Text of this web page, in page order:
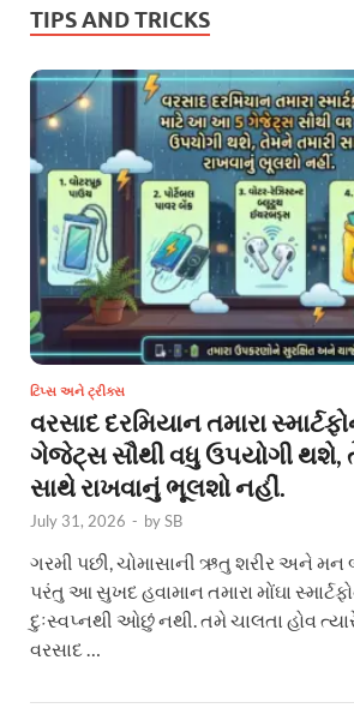
TIPS AND TRICKS
ટિપ્સ અને ટ્રીક્સ
વરસાદ દરમિયાન તમારા
ગેજેટ્સ સૌથી વધુ ઉપયોગી થશે,
સાથે રાખવાનું ભૂલશો નહીં.
July 31, 2026 - bySB
ગરમી પછી, ચોમાસાની ઋતુ શરીર અને
પરંતુ આ સુખદ હવામાન તમારા મોંઘા
દુઃસ્વપ્નથી ઓછું નથી. તમે ચાલતા હોવ
વરસાદ …